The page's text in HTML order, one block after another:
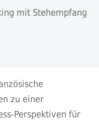
mit Stehempfang
zu einer
Perspektiven für